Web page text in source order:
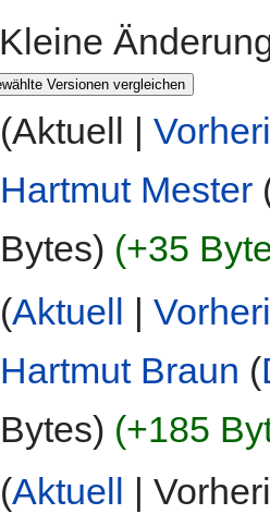
Kleine
(Aktuell |
Hartmut Mester
Bytes) (+35
(Aktuell |
Hartmut Braun (
Bytes) (+185
(Aktuell |